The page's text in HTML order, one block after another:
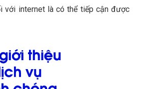
với internet là có thể tiếp cận được